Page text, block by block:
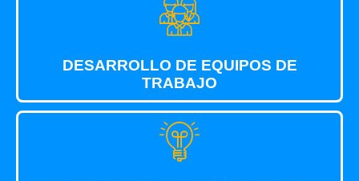
DESARROLLO DE EQUIPOS DE
TRABAJO